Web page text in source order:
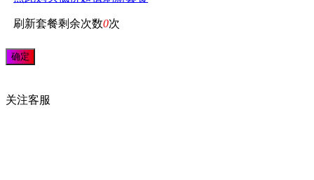
刷新套餐剩余次数0次
关注客服